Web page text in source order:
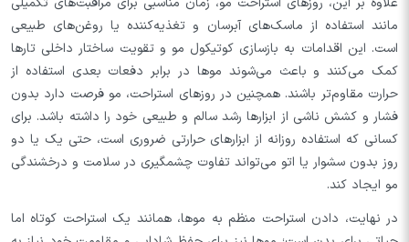
مانند استفاده از ماسک‌های آبرسان و تغذیه‌کننده یا روغن‌های طبیعی
است. این اقدامات به بازسازی کوتیکول مو و تقویت ساختار داخلی تارها
کمک می‌کنند و باعث می‌شوند موها در برابر دفعات بعدی استفاده از
حرارت مقاوم‌تر باشند. همچنین در روزهای استراحت، مو فرصت دارد بدون
فشار و کشش ناشی از ابزارها رشد سالم و طبیعی خود را داشته باشد. برای
کسانی که استفاده روزانه از ابزارهای حرارتی ضروری است، حتی یک یا دو
روز بدون سشوار یا اتو می‌تواند تفاوت چشمگیری در سلامت و درخشندگی
مو ایجاد کند.
در نهایت، دادن استراحت منظم به موها، همانند یک استراحت کوتاه اما